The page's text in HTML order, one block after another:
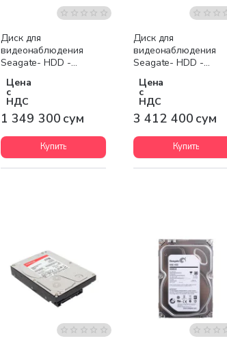
Бесплатная доставка
Диск для
видеонаблюдения
Seagate- HDD -
Цена
с
НДС
1 349 300 сум
Купить
Бесплатная доставка
Диск для
видеонаблюдения
Seagate- HDD -
Цена
с
НДС
3 412 400 сум
Купить